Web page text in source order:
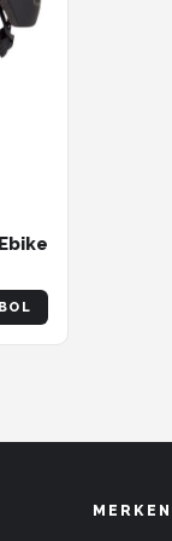
-
MERKEN